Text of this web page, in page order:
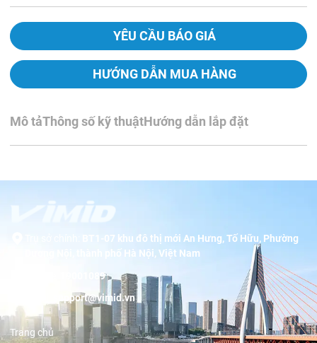
YÊU CẦU BÁO GIÁ
HƯỚNG DẪN MUA HÀNG
Mô tảThông số kỹ thuậtHướng dẫn lắp đặt
BT1-07 khu đô thị mới An Hưng, Tố Hữu, Phường
Dương Nội, thành phố Hà Nội, Việt Nam
19001089
support@vimid.vn
Trang chủ